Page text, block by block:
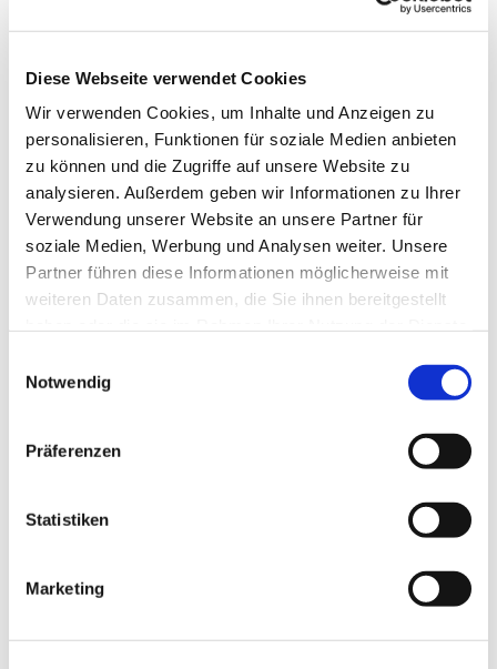
Diese Webseite verwendet Cookies
Wir verwenden Cookies, um Inhalte und Anzeigen zu
personalisieren, Funktionen für soziale Medien anbieten
zu können und die Zugriffe auf unsere Website zu
analysieren. Außerdem geben wir Informationen zu Ihrer
Verwendung unserer Website an unsere Partner für
soziale Medien, Werbung und Analysen weiter. Unsere
Partner führen diese Informationen möglicherweise mit
weiteren Daten zusammen, die Sie ihnen bereitgestellt
Notwendig
Präferenzen
Statistiken
Marketing
Lesehore
und die Laudes
. Dazu hören wir das
stiller Meditation.
ZumMitbetenempfehlen wirstundengebet.de
das auch als kostenloseAndroid- undiOS-App
zur Verfügung steht.